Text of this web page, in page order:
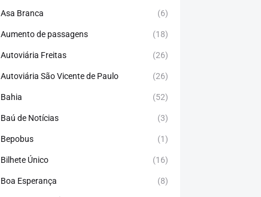
Asa Branca (6)
Aumento de passagens (18)
Autoviária Freitas (26)
Autoviária São Vicente de Paulo (26)
Bahia (52)
Baú de Notícias (3)
Bepobus (1)
Bilhete Único (16)
Boa Esperança (8)